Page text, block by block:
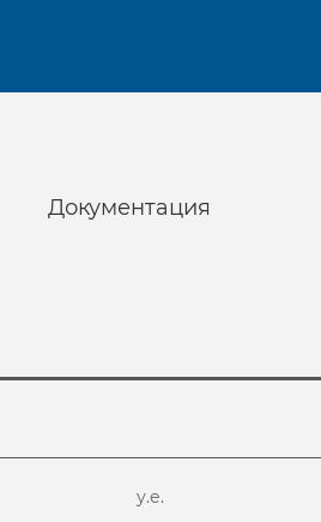
Документация
у.е.